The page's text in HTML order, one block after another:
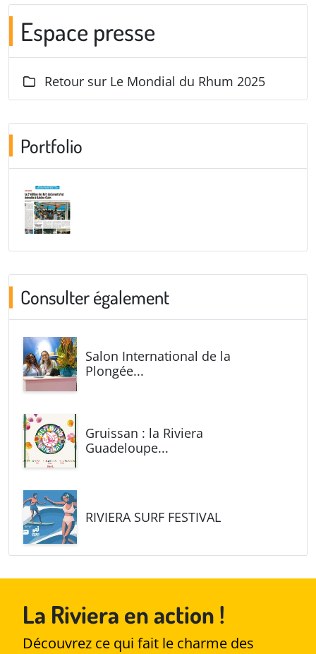
Espace presse
Retour sur Le Mondial du Rhum 2025
Portfolio
Consulter également
Salon International de la
Plongée...
Gruissan : la Riviera
Guadeloupe...
RIVIERA SURF FESTIVAL
La Riviera en action !
Découvrez ce qui fait le charme des